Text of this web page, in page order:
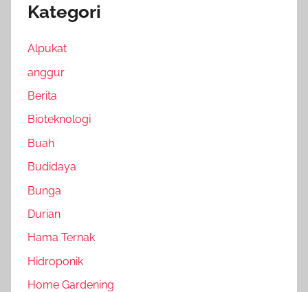
Kategori
Alpukat
anggur
Berita
Bioteknologi
Buah
Budidaya
Bunga
Durian
Hama Ternak
Hidroponik
Home Gardening